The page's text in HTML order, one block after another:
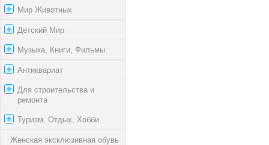
Мир Животных
Детский Мир
Музыка, Книги, Фильмы
Антиквариат
Для строительства и
ремонта
Туризм, Отдых, Хобби
Женская эксклюзивная обувь